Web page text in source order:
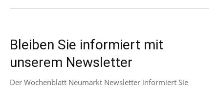
Bleiben Sie informiert mit
unserem Newsletter
Der Wochenblatt Neumarkt Newsletter informiert Sie